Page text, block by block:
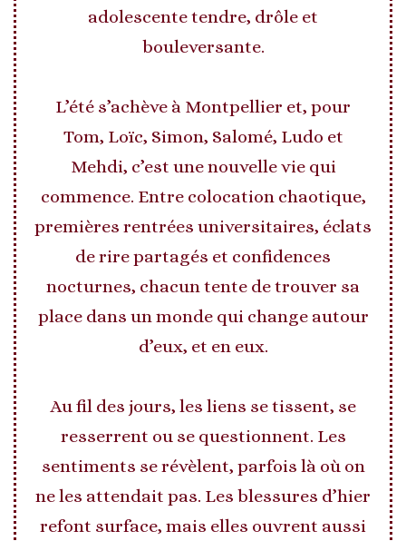
adolescente tendre, drôle et
bouleversante.
L’été s’achève à Montpellier et, pour
Tom, Loïc, Simon, Salomé, Ludo et
Mehdi, c’est une nouvelle vie qui
commence. Entre colocation chaotique,
premières rentrées universitaires, éclats
de rire partagés et confidences
nocturnes, chacun tente de trouver sa
place dans un monde qui change autour
d’eux, et en eux.
Au fil des jours, les liens se tissent, se
resserrent ou se questionnent. Les
sentiments se révèlent, parfois là où on
ne les attendait pas. Les blessures d’hier
refont surface, mais elles ouvrent aussi